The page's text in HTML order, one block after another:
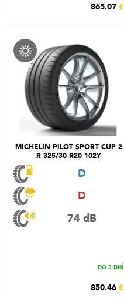
865.07 €
MICHELIN PILOT SPORT CUP 2
R 325/30 R20 102Y
D
D
74 dB
DO 3 DNÍ
850.46 €